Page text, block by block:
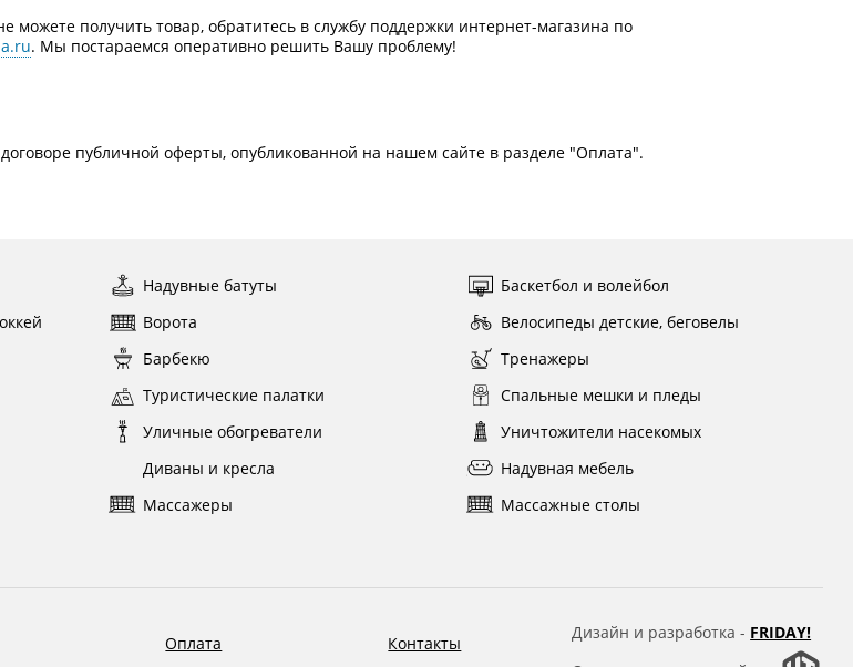
можете получить товар, обратитесь в службу поддержки интернет-магазина по
. Мы постараемся оперативно решить Вашу проблему!
публичной оферты, опубликованной на нашем сайте в разделе "Оплата".
Надувные батуты
Баскетбол и волейбол
Ворота
Велосипеды детские, беговелы
Барбекю
Тренажеры
Туристические палатки
Спальные мешки и пледы
Уличные обогреватели
Уничтожители насекомых
Диваны и кресла
Надувная мебель
Массажеры
Массажные столы
Дизайн и разработка - FRIDAY!
Оплата Контакты